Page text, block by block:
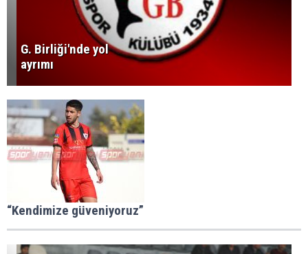
G. Birliği'nde yol
ayrımı
“Kendimize güveniyoruz”